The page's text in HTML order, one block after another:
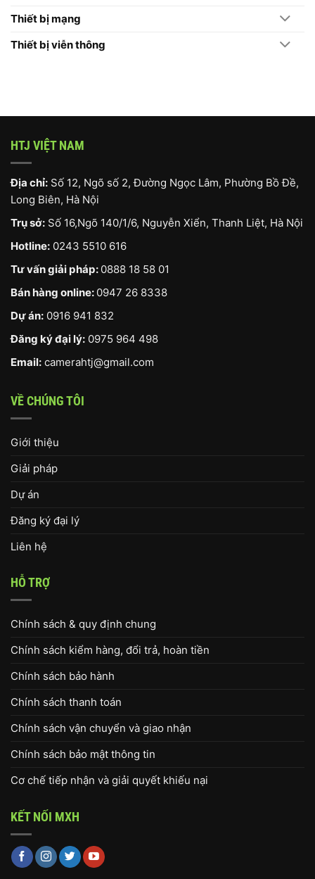
Thiết bị mạng
Thiết bị viễn thông
HTJ VIỆT NAM
Địa chỉ: Số 12, Ngõ số 2, Đường Ngọc Lâm, Phường Bồ Đề,
Long Biên, Hà Nội
Trụ sở: Số 16,Ngõ 140/1/6, Nguyễn Xiển, Thanh Liệt, Hà Nội
Hotline: 0243 5510 616
Tư vấn giải pháp: 0888 18 58 01
Bán hàng online: 0947 26 8338
Dự án: 0916 941 832
Đăng ký đại lý: 0975 964 498
Email: camerahtj@gmail.com
VỀ CHÚNG TÔI
Giới thiệu
Giải pháp
Dự án
Đăng ký đại lý
Liên hệ
HỖ TRỢ
Chính sách & quy định chung
Chính sách kiểm hàng, đổi trả, hoàn tiền
Chính sách bảo hành
Chính sách thanh toán
Chính sách vận chuyển và giao nhận
Chính sách bảo mật thông tin
Cơ chế tiếp nhận và giải quyết khiếu nại
KẾT NỐI MXH